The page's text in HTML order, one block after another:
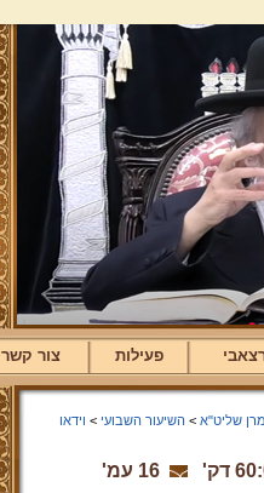
פעילות צור קשר
שליט"א > השיעור השבועי > וידאו
16 עמ'